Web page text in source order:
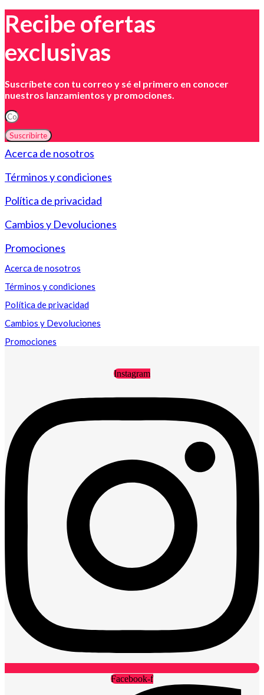
Recibe ofertas
exclusivas
Suscríbete con tu correo y sé el primero en conocer
nuestros lanzamientos y promociones.
Suscribirte
Acerca de nosotros
Términos y condiciones
Política de privacidad
Cambios y Devoluciones
Promociones
Acerca de nosotros
Términos y condiciones
Política de privacidad
Cambios y Devoluciones
Promociones
Instagram
Facebook-f